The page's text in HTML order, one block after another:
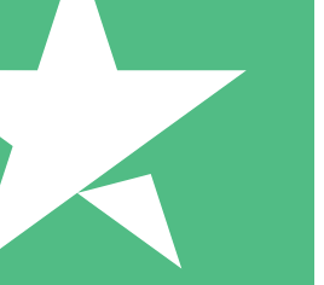
Individuels
des crédits de téléchargement. Sans
1 Téléchargement
10 00